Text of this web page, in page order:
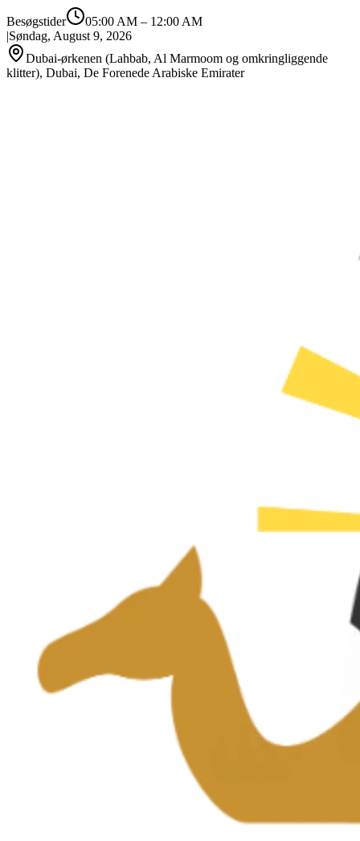
Besøgstider 05:00 AM – 12:00 AM
|Søndag, August 9, 2026
Dubai-ørkenen (Lahbab, Al Marmoom og omkringliggende
klitter), Dubai, De Forenede Arabiske Emirater